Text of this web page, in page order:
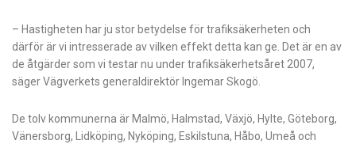
– Hastigheten har ju stor betydelse för trafiksäkerheten och
därför är vi intresserade av vilken effekt detta kan ge. Det är en av
de åtgärder som vi testar nu under trafiksäkerhetsåret 2007,
säger Vägverkets generaldirektör Ingemar Skogö.
De tolv kommunerna är Malmö, Halmstad, Växjö, Hylte, Göteborg,
Vänersborg, Lidköping, Nyköping, Eskilstuna, Håbo, Umeå och